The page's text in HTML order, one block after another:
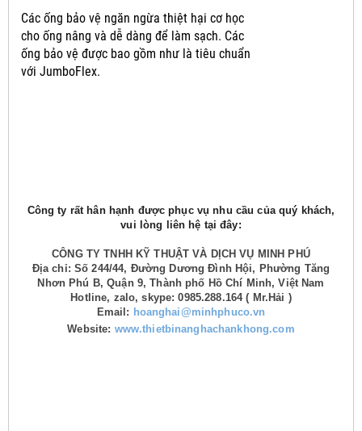
Các ống bảo vệ ngăn ngừa thiệt hại cơ học
cho ống nâng và dễ dàng để làm sạch. Các
ống bảo vệ được bao gồm như là tiêu chuẩn
với JumboFlex.
Công ty rất hân hạnh được phục vụ nhu cầu của quý khách,
vui lòng liên hệ tại đây:
CÔNG TY TNHH KỸ THUẬT VÀ DỊCH VỤ MINH PHÚ
Địa chỉ: Số 244/44, Đường Dương Đình Hội, Phường Tăng
Nhơn Phú B, Quận 9, Thành phố Hồ Chí Minh, Việt Nam
Hotline, zalo, skype: 0985.288.164 ( Mr.Hải )
Email: hoanghai@minhphuco.vn
Website: www.thietbinanghachankhong.com